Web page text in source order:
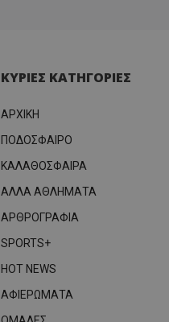
ΚΥΡΙΕΣ ΚΑΤΗΓΟΡΙΕΣ
ΑΡΧΙΚΗ
ΠΟΔΟΣΦΑΙΡΟ
ΚΑΛΑΘΟΣΦΑΙΡΑ
ΑΛΛΑ ΑΘΛΗΜΑΤΑ
ΑΡΘΡΟΓΡΑΦΙΑ
SPORTS+
HOT NEWS
ΑΦΙΕΡΩΜΑΤΑ